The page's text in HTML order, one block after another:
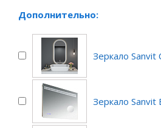
Дополнительно:
Зеркало Sanvit
Зеркало Sanvit